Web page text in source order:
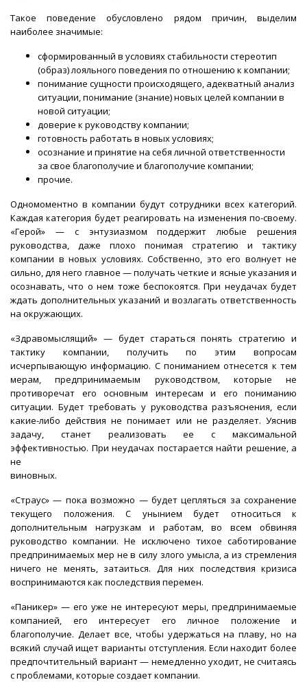
Такое поведение обусловлено рядом причин, выделим
наиболее значимые:
сформированный в условиях стабильности стереотип
(образ) лояльного поведения по отношению к компании;
понимание сущности происходящего, адекватный анализ
ситуации, понимание (знание) новых целей компании в
новой ситуации;
доверие к руководству компании;
готовность работать в новых условиях;
осознание и принятие на себя личной ответственности
за свое благополучие и благополучие компании;
прочие.
Одномоментно в компании будут сотрудники всех категорий.
Каждая категория будет реагировать на изменения по-своему.
«Герой» — с энтузиазмом поддержит любые решения
руководства, даже плохо понимая стратегию и тактику
компании в новых условиях. Собственно, это его волнует не
сильно, для него главное — получать четкие и ясные указания и
осознавать, что о нем тоже беспокоятся. При неудачах будет
ждать дополнительных указаний и возлагать ответственность
на окружающих.
«Здравомыслящий» — будет стараться понять стратегию и
тактику компании, получить по этим вопросам
исчерпывающую информацию. С пониманием отнесется к тем
мерам, предпринимаемым руководством, которые не
противоречат его основным интересам и его пониманию
ситуации. Будет требовать у руководства разъяснения, если
какие-либо действия не понимает или не разделяет. Уяснив
задачу, станет реализовать ее с максимальной
эффективностью. При неудачах постарается найти решение, а
не
виновных.
«Страус» — пока возможно — будет цепляться за сохранение
текущего положения. С унынием будет относиться к
дополнительным нагрузкам и работам, во всем обвиняя
руководство компании. Не исключено тихое саботирование
предпринимаемых мер не в силу злого умысла, а из стремления
ничего не менять, затаиться. Для них последствия кризиса
воспринимаются как последствия перемен.
«Паникер» — его уже не интересуют меры, предпринимаемые
компанией, его интересует его личное положение и
благополучие. Делает все, чтобы удержаться на плаву, но на
всякий случай ищет варианты отступления. Если находит более
предпочтительный вариант — немедленно уходит, не считаясь
с проблемами, которые создает компании.